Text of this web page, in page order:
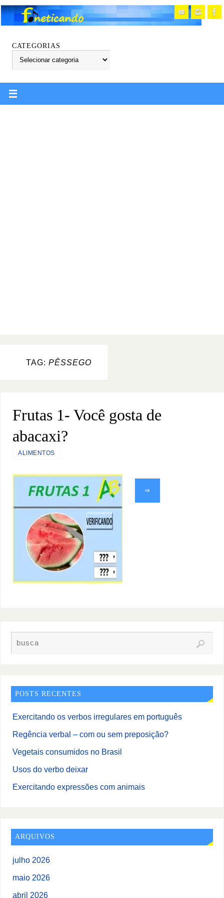
CATEGORIAS
TAG: PÊSSEGO
Frutas 1- Você gosta de
abacaxi?
ALIMENTOS
⇒
POSTS RECENTES
Exercitando os verbos irregulares em português
Regência verbal – com ou sem preposição?
Vegetais consumidos no Brasil
Usos do verbo deixar
Exercitando expressões com animais
ARQUIVOS
julho 2026
maio 2026
abril 2026